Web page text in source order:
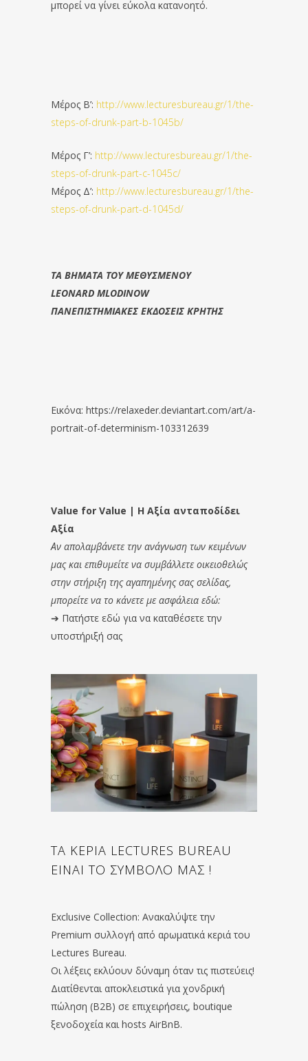
μπορεί να γίνει εύκολα κατανοητό.
Μέρος Β’: http://www.lecturesbureau.gr/1/the-
steps-of-drunk-part-b-1045b/
Μέρος Γ’: http://www.lecturesbureau.gr/1/the-
steps-of-drunk-part-c-1045c/
Μέρος Δ’: http://www.lecturesbureau.gr/1/the-
steps-of-drunk-part-d-1045d/
ΤΑ ΒΗΜΑΤΑ ΤΟΥ ΜΕΘΥΣΜΕΝΟΥ
LEONARD MLODINOW
ΠΑΝΕΠΙΣΤΗΜΙΑΚΕΣ ΕΚΔΟΣΕΙΣ ΚΡΗΤΗΣ
Εικόνα: https://relaxeder.deviantart.com/art/a-
portrait-of-determinism-103312639
Value for Value | Η Αξία ανταποδίδει
Αξία
Αν απολαμβάνετε την ανάγνωση των κειμένων
μας και επιθυμείτε να συμβάλλετε οικειοθελώς
στην στήριξη της αγαπημένης σας σελίδας,
μπορείτε να το κάνετε με ασφάλεια εδώ:
➔ Πατήστε εδώ για να καταθέσετε την
υποστήριξή σας
ΤΑ ΚΕΡΙΑ LECTURES BUREAU
ΕΙΝΑΙ ΤΟ ΣΥΜΒΟΛΟ ΜΑΣ !
Exclusive Collection: Ανακαλύψτε την
Premium συλλογή από αρωματικά κεριά του
Lectures Bureau.
Οι λέξεις εκλύουν δύναμη όταν τις πιστεύεις!
Διατίθενται αποκλειστικά για χονδρική
πώληση (B2B) σε επιχειρήσεις, boutique
ξενοδοχεία και hosts AirBnB.